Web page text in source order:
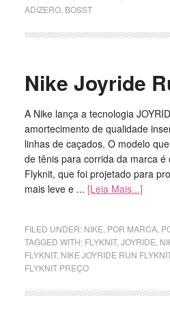
ADIZERO, BOSST
Nike Joyride
A Nike lança a tecnologia
amortecimento de qualidade
linhas de caçados. O modelo
de tênis para corrida da marca é
Flyknit, que foi projetado para
mais leve e ... [Leia Mais...]
FILED UNDER: NIKE POR MARCA,
TAGGED WITH: FLYKNIT, JOYRIDE
FLYKNIT, NIKE JOYRIDE RUN
FLYKNIT PREÇO